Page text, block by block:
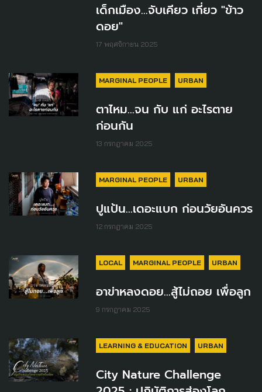
เด็กเมือง...จับเคียว เกี่ยว "ข้าว
ดอย"
17 พฤศจิกายน 2025
MARGINAL PEOPLE URBAN
ตาไหม...จน กับ แก่ อะไรตาย
ก่อนกัน
13 กรกฎาคม 2025
MARGINAL PEOPLE URBAN
ปูแป้น...เดอะแบก ก่อนวัยอันควร
12 กรกฎาคม 2025
LOCAL MARGINAL PEOPLE URBAN
อาข่าหลงดอย...สู้ไม่ถอย เพื่อลูก
9 กรกฎาคม 2025
LEARNING & EDUCATION URBAN
City Nature Challenge